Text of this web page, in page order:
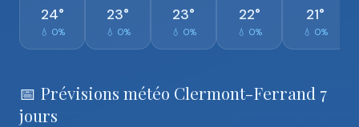
24°
💧 0%
23°
💧 0%
23°
💧 0%
22°
💧 0%
21°
💧 0%
📅 Prévisions météo Clermont-Ferrand 7
jours